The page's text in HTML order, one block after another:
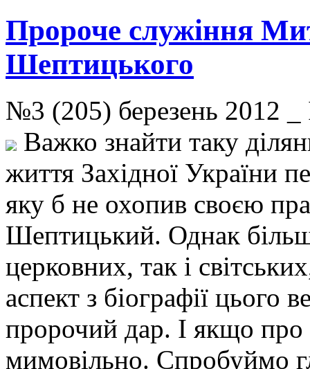
Пророче служіння
Шептицького
№3 (205) березень 2012
Важко знайти таку
життя Західної України
яку б не охопив своєю
Шептицький. Однак
церковних, так і
аспект з біографії цього
пророчий дар. І якщо про
мимовільно. Спробуймо